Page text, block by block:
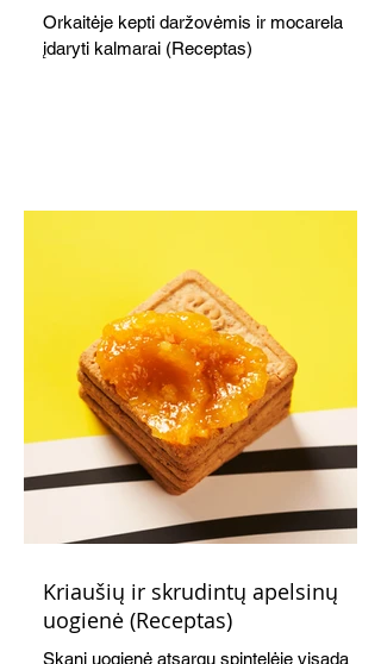
Orkaitėje kepti daržovėmis ir mocarela
įdaryti kalmarai (Receptas)
Kriaušių ir skrudintų apelsinų
uogienė (Receptas)
Skani uogienė atsargų spintelėje visada